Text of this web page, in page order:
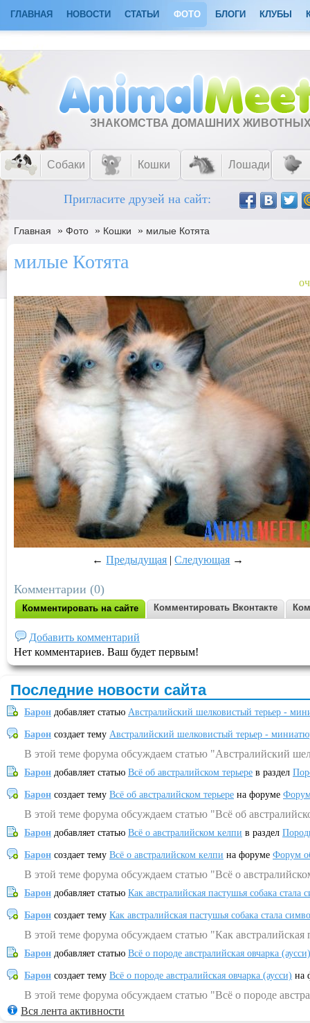
ГЛАВНАЯ НОВОСТИ СТАТЬИ ФОТО БЛОГИ КЛУБЫ
ЗНАКОМСТВА ДОМАШНИХ
Собаки Кошки Лошади
Пригласите друзей на сайт:
Главная » Фото » Кошки » милые Котята
милые Котята
←Предыдущая |Следующая →
Комментарии (0)
Комментировать на сайте Комментировать Вконтакте
Добавить комментарий
Нет комментариев. Ваш будет первым!
Последние новости сайта
Барон добавляет статью Австралийский шелковистый терьер -
Барон создает тему Австралийский шелковистый терьер -
В этой теме форума обсуждаем статью "Австралийский
Барон добавляет статью Всё об австралийском терьере в раздел
Барон создает тему Всё об австралийском терьере на форуме
В этой теме форума обсуждаем статью "Всё об
Барон добавляет статью Всё о австралийском келпи в раздел
Барон создает тему Всё о австралийском келпи на форуме Форум
В этой теме форума обсуждаем статью "Всё о
Барон добавляет статью Как австралийская пастушья собака
Барон создает тему Как австралийская пастушья собака стала
В этой теме форума обсуждаем статью "Как
Барон добавляет статью Всё о породе австралийская овчарка (аусси)
Барон создает тему Всё о породе австралийская овчарка (аусси) на
В этой теме форума обсуждаем статью "Всё о породе
Вся лента активности